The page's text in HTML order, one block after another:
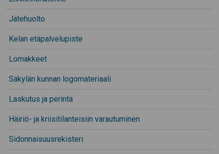
Jätehuolto
Kelan etäpalvelupiste
Lomakkeet
Säkylän kunnan logomateriaali
Laskutus ja perintä
Häiriö- ja kriisitilanteisiin varautuminen
Sidonnaisuusrekisteri